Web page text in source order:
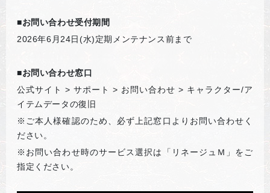
■お問い合わせ受付期間
2026年6月24日(水)定期メンテナンス前まで
■お問い合わせ窓口
公式サイト > サポート > お問い合わせ > キャラクター/ア
イテムデータの復旧
※ご本人様確認のため、必ず上記窓口よりお問い合わせく
ださい。
※お問い合わせ時のサービス選択は「リネージュＭ」をご
指定ください。